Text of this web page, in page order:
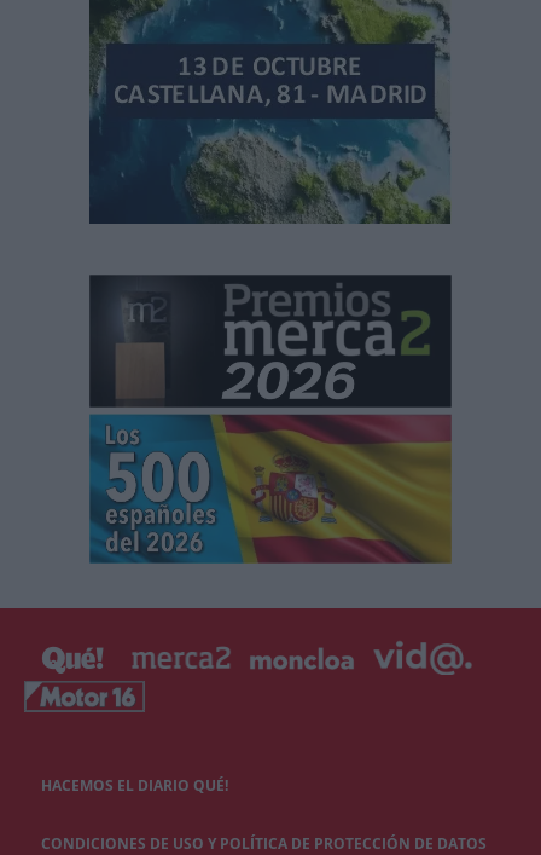
HACEMOS EL DIARIO QUÉ!
CONDICIONES DE USO Y POLÍTICA DE PROTECCIÓN DE DATOS